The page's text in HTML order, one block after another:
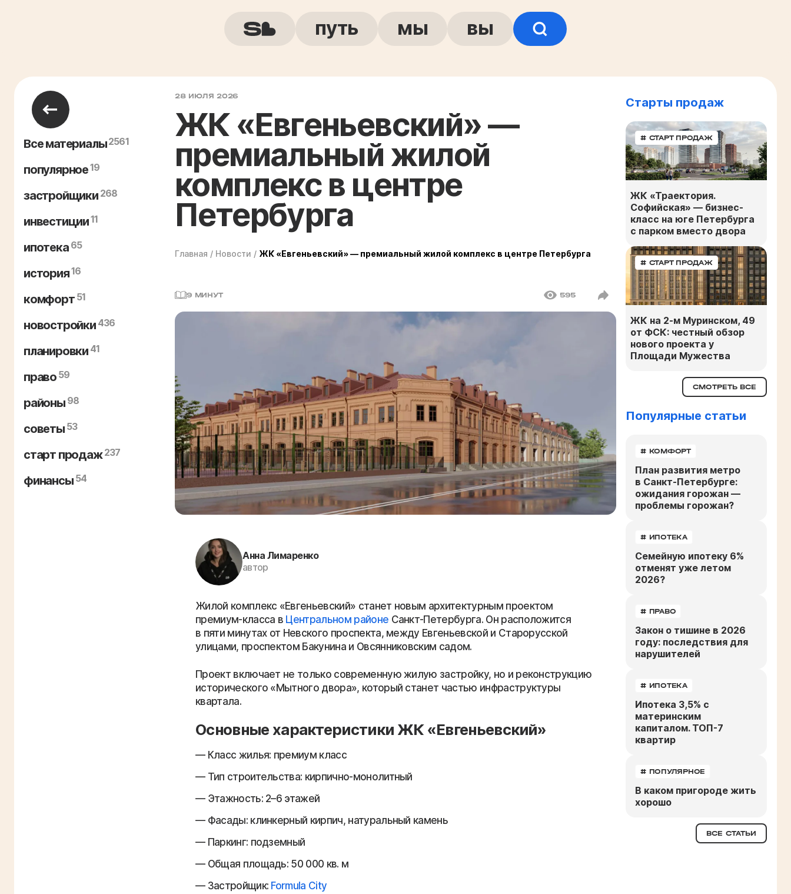
путь мы вы
Все материалы2561
популярное19
застройщики 268
инвестиции11
ипотека 65
история16
комфорт 51
новостройки 436
планировки 41
право 59
районы 98
советы 53
старт продаж 237
финансы 54
28 ИЮЛЯ 2026
ЖК «Евгеньевский» —
премиальный жилой
комплекс в центре
Петербурга
Главная / Новости / ЖК «Евгеньевский» — премиальный жилой комплекс в центре Петербурга
9 МИНУТ 595
Анна Лимаренко
автор
Жилой комплекс «Евгеньевский» станет новым архитектурным проектом
премиум-класса в Центральном районе Санкт-Петербурга. Он расположится
в пяти минутах от Невского проспекта, между Евгеньевской и Старорусской
улицами, проспектом Бакунина и Овсянниковским садом.
Проект включает не только современную жилую застройку, но и реконструкцию
исторического «Мытного двора», который станет частью инфраструктуры
квартала.
Основные характеристики ЖК «Евгеньевский»
Класс жилья: премиум класс
Тип строительства: кирпично-монолитный
Этажность: 2–6 этажей
Фасады: клинкерный кирпич, натуральный камень
Паркинг: подземный
Общая площадь: 50 000 кв. м
Застройщик: Formula City
Старты продаж
# СТАРТ ПРОДАЖ
ЖК «Траектория.
Софийская» — бизнес-
класс на юге Петербурга
с парком вместо двора
# СТАРТ ПРОДАЖ
ЖК на 2-м Муринском, 49
от ФСК: честный обзор
нового проекта у
Площади Мужества
СМОТРЕТЬ ВСЕ
Популярные статьи
# КОМФОРТ
План развития метро
в Санкт-Петербурге:
ожидания горожан —
проблемы горожан?
# ИПОТЕКА
Семейную ипотеку 6%
отменят уже летом
2026?
# ПРАВО
Закон о тишине в 2026
году: последствия для
нарушителей
# ИПОТЕКА
Ипотека 3,5% с
материнским
капиталом. ТОП-7
квартир
# ПОПУЛЯРНОЕ
В каком пригороде жить
хорошо
ВСЕ СТАТЬИ